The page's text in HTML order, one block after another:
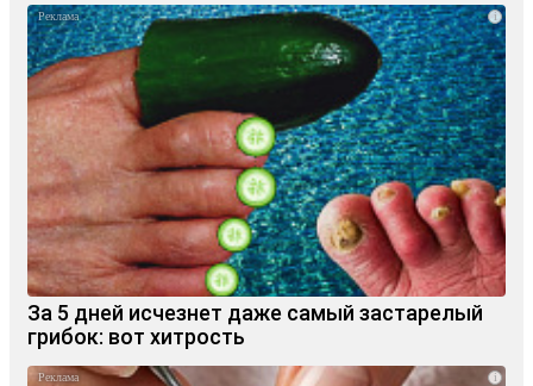
i
За 5 дней исчезнет даже самый застарелый
грибок: вот хитрость
i